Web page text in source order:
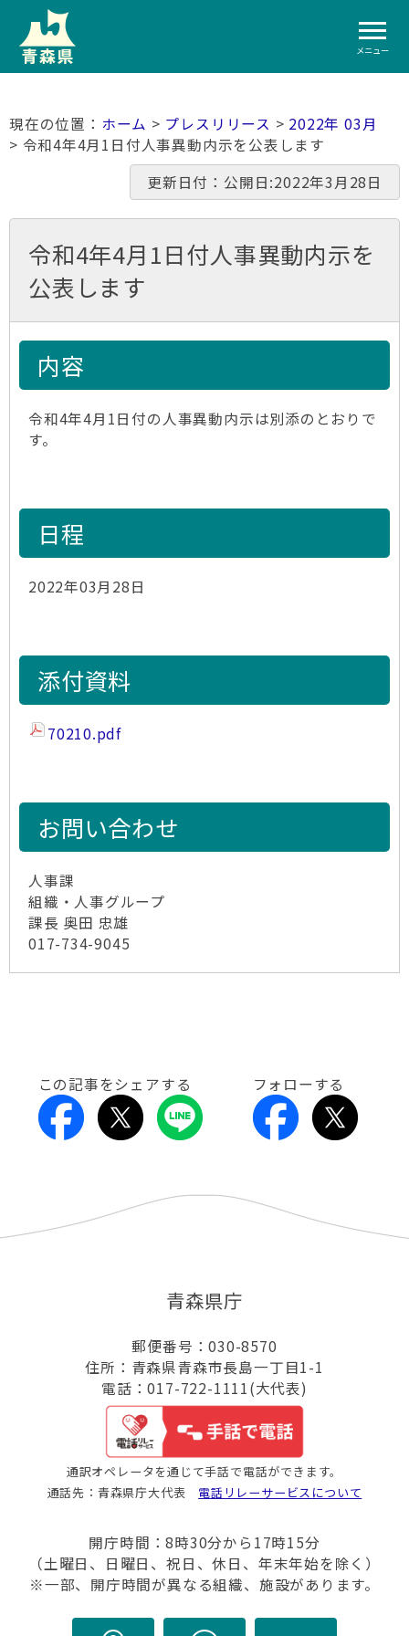
メニュー
ホーム > プレスリリース > 2022年 03月
> 令和4年4月1日付人事異動内示を公表します
更新日付：公開日:2022年3月28日
令和4年4月1日付人事異動内示を
公表します
内容
令和4年4月1日付の人事異動内示は別添のとおりで
す。
日程
2022年03月28日
添付資料
70210.pdf
お問い合わせ
人事課
組織・人事グループ
課長 奥田 忠雄
017-734-9045
この記事をシェアする フォローする
青森県庁
郵便番号：030-8570
住所：青森県青森市長島一丁目1-1
電話：017-722-1111(大代表)
通訳オペレータを通じて手話で電話ができます。
通話先：青森県庁大代表 電話リレーサービスについて
開庁時間：8時30分から17時15分
（土曜日、日曜日、祝日、休日、年末年始を除く）
※一部、開庁時間が異なる組織、施設があります。